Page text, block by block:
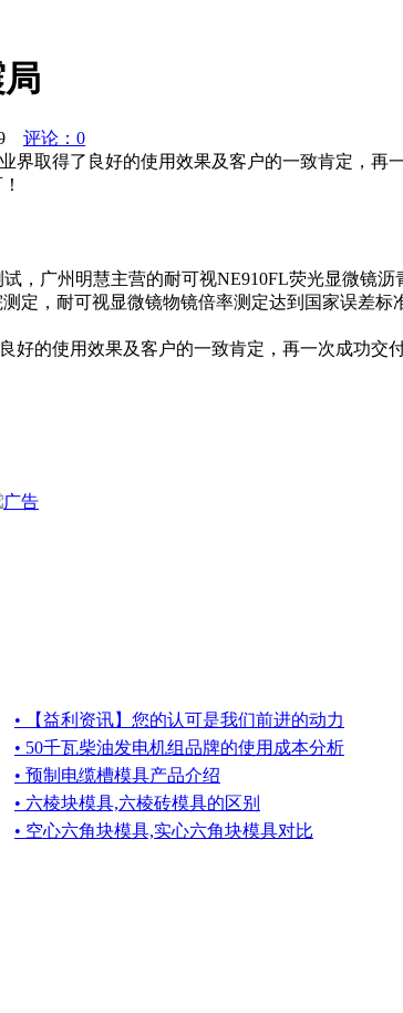
评论：0
取得了良好的使用效果及客户的一致肯定，再
江西省地震局对我司产品的
，广州明慧主营的耐可视NE910FL荧光显微镜
定，耐可视显微镜物镜倍率测定达到国家误差
好的使用效果及客户的一致肯定，再一次成功交
• 【益利资讯】您的认可是我们前进的动力
• 50千瓦柴油发电机组品牌的使用成本分析
• 预制电缆槽模具产品介绍
• 六棱块模具,六棱砖模具的区别
• 空心六角块模具,实心六角块模具对比